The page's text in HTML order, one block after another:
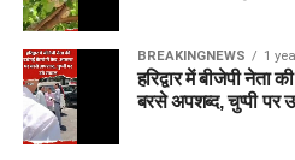
BREAKINGNEWS 1
हरिद्वार में बीजेपी
बरसे अपशब्द, चुप्पी पर